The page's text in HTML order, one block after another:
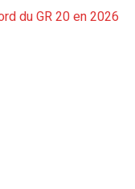
du GR 20 en 2026